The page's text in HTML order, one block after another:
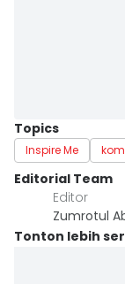
Topics
Inspire Me
Editorial Team
Editor
Zumrotul
Tonton lebih